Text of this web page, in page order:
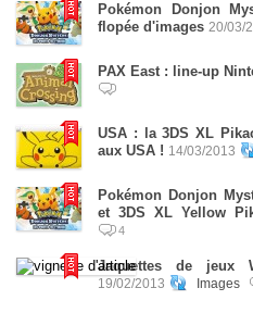
Pokémon Donjon
flopée d'images 20/03/
PAX East : line-up
USA : la 3DS XL
aux USA ! 14/03/2013
Pokémon Donjon
et 3DS XL Yellow
4
Jaquettes de
19/02/2013 Images